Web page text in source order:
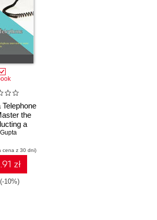
the
a
to
hiring
cena z 30 dni)
zł
(-10%)